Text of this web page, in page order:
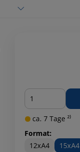
Menge
ca. 7 Tage ²⁾
Format:
12xA4
15xA4